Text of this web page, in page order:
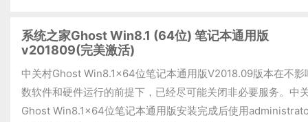
系统之家Ghost Win8.1 (64位) 笔记本通用版
v201809(完美激活)
中关村Ghost Win8.1x64位笔记本通用版V2018.09版本在不影
数软件和硬件运行的前提下，已经尽可能关闭非必要服务。中
Ghost Win8.1x64位笔记本通用版安装完成后使用